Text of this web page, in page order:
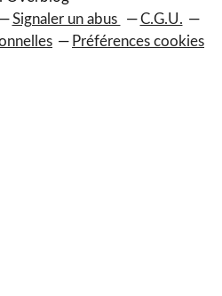
Signaler un abus
C.G.U.
Préférences cookies